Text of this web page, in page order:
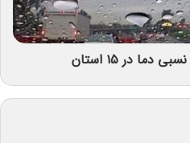
در ۱۵ استان